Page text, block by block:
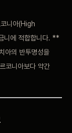
니아(High
니에 적합합니다. **
아의 반투명성을
코니아보다 약간